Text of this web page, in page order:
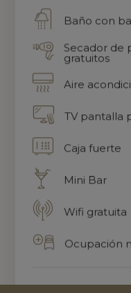
Baño con
Secador de
gratuitos
Aire
TV pantalla
Caja fuerte
Mini Bar
Wifi gratuita
Ocupación